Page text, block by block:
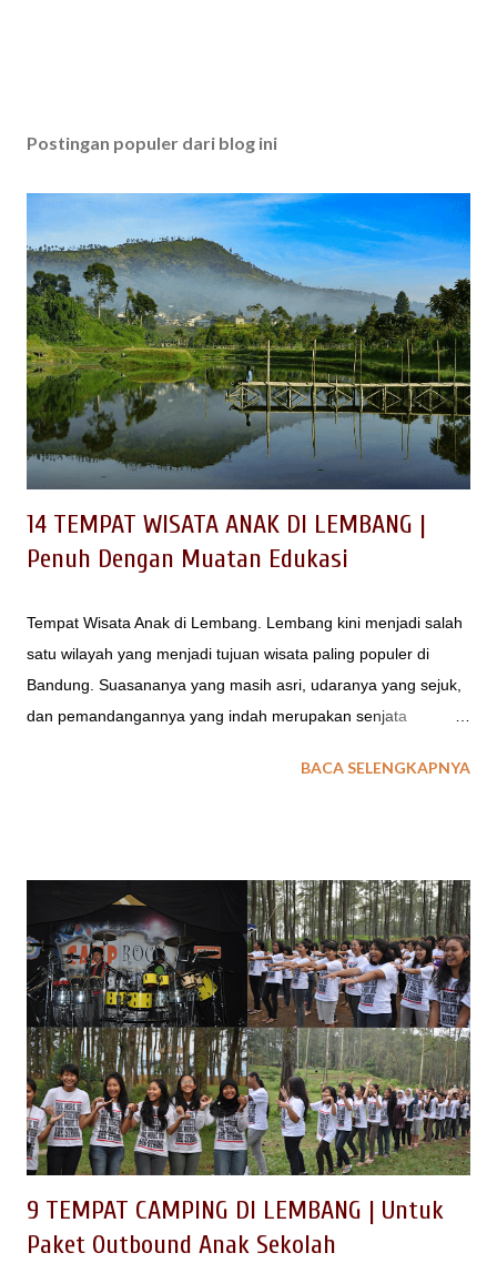
Postingan populer dari blog ini
14 TEMPAT WISATA ANAK DI LEMBANG |
Penuh Dengan Muatan Edukasi
Tempat Wisata Anak di Lembang. Lembang kini menjadi salah
satu wilayah yang menjadi tujuan wisata paling populer di
Bandung. Suasananya yang masih asri, udaranya yang sejuk,
dan pemandangannya yang indah merupakan senjata
heran, kini banyak cafe, restaurant, resort di Lembang sampai
bagus untuk dikunjungi untuk kegiatan keluarga ataupun field
trip anak sekolah. 1. FLOATING MARKET Floating Market
Lembang merupakan kawasan wisata keluarga yang dibangun
dengan mengadopsi pasar apung yang ada di Banjarmasin
Kalimantan. Bayangan kita tentunya akan ada aktifitas pasar
yang dilakukan di atas perahu dengan menjual sayuran , buah
buah sampai ikan segar. Ternyata bayangan ini akan berubah
saat kita berkunjung langsung ke lokasi ini. Konsep Floating
Mark...
BACA SELENGKAPNYA
9 TEMPAT CAMPING DI LEMBANG | Untuk
Paket Outbound Anak Sekolah